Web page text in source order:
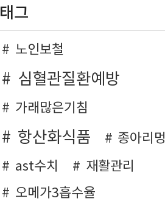
태그
노인보철
심혈관질환예방
가래많은기침
항산화식품
종아리멍
ast수치
재활관리
오메가3흡수율